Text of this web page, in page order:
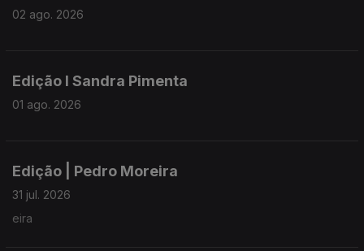
02 ago. 2026
Edição I Sandra Pimenta
01 ago. 2026
Edição | Pedro Moreira
31 jul. 2026
eira